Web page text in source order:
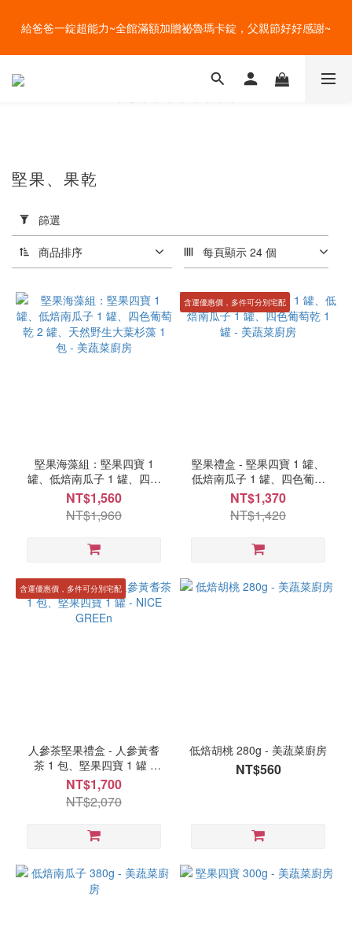
吃菜~
給爸爸一錠超能力~全館滿額加贈祕魯瑪卡錠，父親節好好感謝~
盛夏的餐桌，一定少不了美蔬菜的清爽~ A+B 送購物金🎁一起好好
品
美
蔬
菜
房
(4)
堅果、果乾
篩選
商品排序 每頁顯示 24 個
堅果海藻組：堅果四寶 1
罐、低焙南瓜子 1 罐、四色
葡萄乾 2 罐、天然野生大葉
杉藻 1 包 - 美蔬菜廚房
NT$1,560
NT$1,960
含運優惠價，多件可分別宅配
堅果禮盒 - 堅果四寶 1 罐、
低焙南瓜子 1 罐、四色葡萄
乾 1 罐 - 美蔬菜廚房
NT$1,370
NT$1,420
含運優惠價，多件可分別宅配
人參茶堅果禮盒 - 人參黃耆
茶 1 包、堅果四寶 1 罐 -
NICE GREEn
NT$1,700
NT$2,070
低焙胡桃 280g - 美蔬菜廚房
NT$560